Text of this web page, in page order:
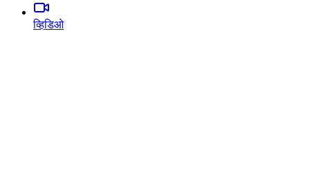
व्हिडिओ